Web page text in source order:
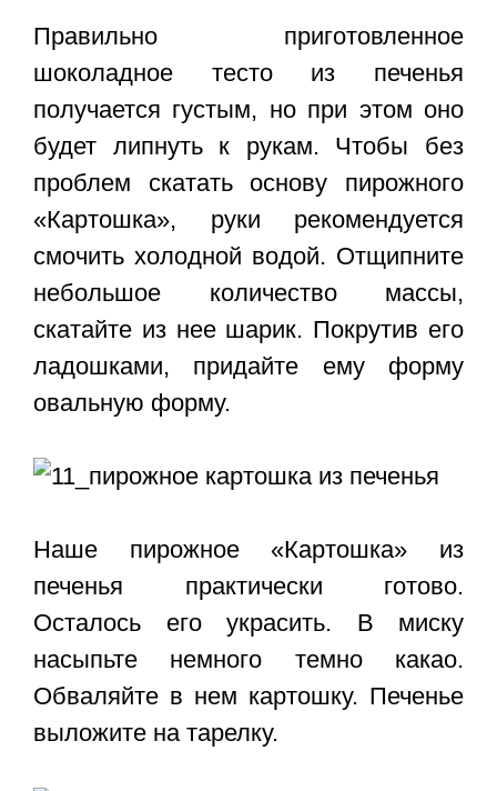
Правильно приготовленное
шоколадное тесто из печенья
получается густым, но при этом оно
будет липнуть к рукам. Чтобы без
проблем скатать основу пирожного
«Картошка», руки рекомендуется
смочить холодной водой. Отщипните
небольшое количество массы,
скатайте из нее шарик. Покрутив его
ладошками, придайте ему форму
овальную форму.
Наше пирожное «Картошка» из
печенья практически готово.
Осталось его украсить. В миску
насыпьте немного темно какао.
Обваляйте в нем картошку. Печенье
выложите на тарелку.